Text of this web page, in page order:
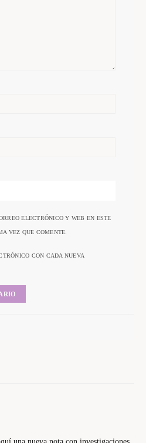
ELECTRÓNICO Y WEB EN ESTE
VEZ QUE COMENTE.
CON CADA NUEVA